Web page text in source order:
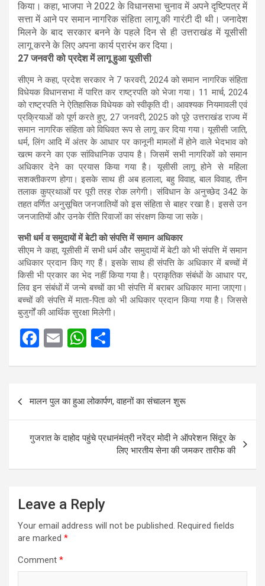
किया। कहा, भाजपा ने 2022 के विधानसभा चुनाव में अपने दृष्टिपत्र में
सत्ता में आने पर समान नागरिक संहिता लागू की गारंटी दी थी। जनादेश
मिलने के बाद सरकार बनने के पहले दिन से ही उत्तराखंड में यूसीसी
लागू करने के लिए अपना कार्य प्रारंभ कर दिया।
27 जनवरी को प्रदेश में लागू हुआ यूसीसी
सीएम ने कहा, प्रदेश सरकार ने 7 फरवरी, 2024 को समान नागरिक संहिता
विधेयक विधानसभा में पारित कर राष्ट्रपति को भेजा गया। 11 मार्च, 2024
को राष्ट्रपति ने ऐतिहासिक विधेयक को स्वीकृति दी। आवश्यक नियमावली एवं
प्रक्रियाओं को पूर्ण करते हुए, 27 जनवरी, 2025 को पूरे उत्तराखंड राज्य में
समान नागरिक संहिता को विधिवत रूप से लागू कर दिया गया। यूसीसी जाति,
धर्म, लिंग आदि में अंतर के आधार पर कानूनी मामलों में होने वाले भेदभाव को
खत्म करने का एक सांविधानिक उपाय है। जिसमें सभी नागरिकों को समान
अधिकार देने का प्रयास किया गया है। यूसीसी लागू होने से महिला
सशक्तीकरण होगा। इसके साथ ही अब हलाला, बहु विवाह, बाल विवाह, तीन
तलाक कुप्रथाओं पर पूरी तरह रोक लगेगी। संविधान के अनुच्छेद 342 के
तहत वर्णित अनुसूचित जनजातियों को इस संहिता से बाहर रखा है। इससे उन
जनजातियों और उनके रीति रिवाजों का संरक्षण किया जा सके।
सभी धर्म व समुदायों में बेटी को संपत्ति में समान अधिकार
सीएम ने कहा, यूसीसी में सभी धर्म और समुदायों में बेटी को भी संपत्ति में समान
अधिकार प्रदान किए गए हैं। इसके साथ ही संपत्ति के अधिकार में बच्चों में
किसी भी प्रकार का भेद नहीं किया गया है। प्राकृतिक संबंधों के आधार पर,
लिव इन संबंधों में जन्मे बच्चों का भी संपत्ति में बराबर अधिकार माना जाएगा।
बच्चों की संपत्ति में माता-पिता को भी अधिकार प्रदान किया गया है। जिससे
बुजुर्गों की आर्थिक सुरक्षा मिलेगी।
F
b
o
o
E
W
s
A
p
p
e
navigation
मालन पुल का हुआ लोकार्पण, वाहनों का संचालन शुरू
गुजरात के दाहोद पहुंचे प्रधानंमंत्री नरेंद्र मोदी ने ऑपरेशन सिंदूर के
लिए भारतीय सेना की जमकर तारीफ की
Leave a Reply
Your email address will not be published. Required fields
are marked *
Comment *